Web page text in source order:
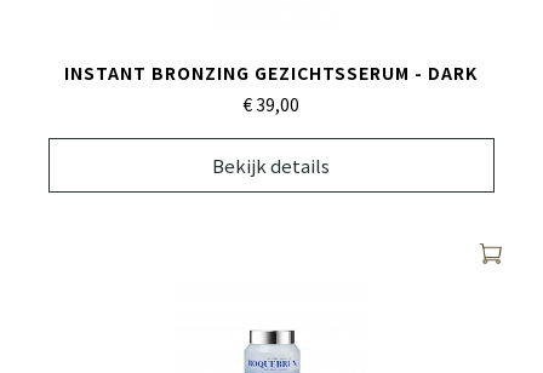
INSTANT BRONZING GEZICHTSSERUM - DARK
€ 39,00
Bekijk details